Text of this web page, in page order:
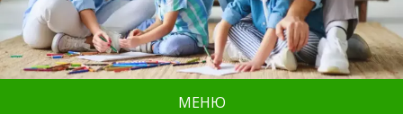
МЕНЮ